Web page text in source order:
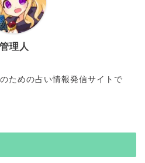
管理人
ための占い情報発信サイトで